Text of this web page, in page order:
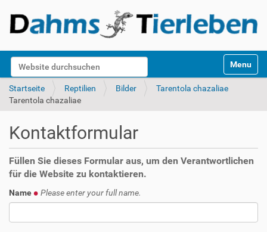
Website durchsuchen
k
Toggle
Startseite Reptilien Bilder
Tarentola chazaliae
Tarentola chazaliae
Kontaktformular
Füllen Sie dieses Formular aus, um den Verantwortlichen
für die Website zu kontaktieren.
Name Please enter your full name.